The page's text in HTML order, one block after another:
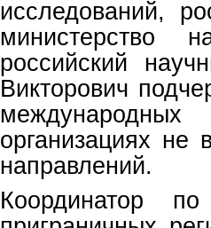
исследований,
министерство
российский
Викторович
организациях не
направлений.
Координатор